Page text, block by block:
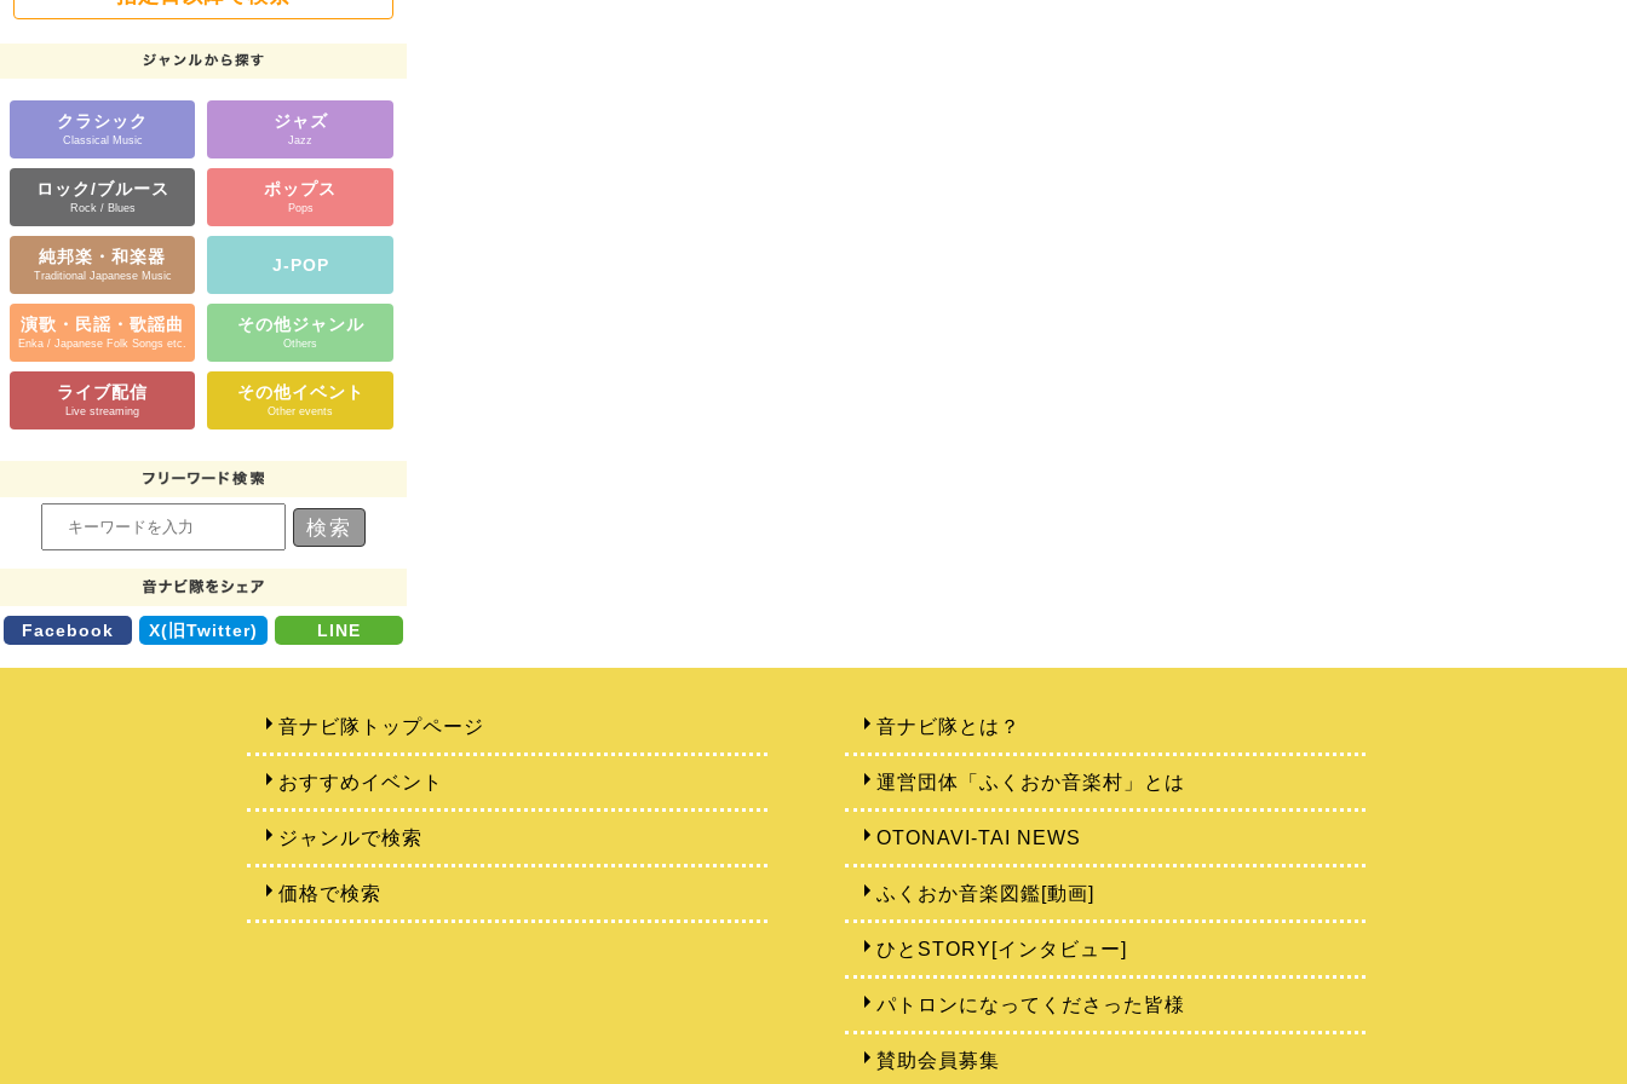
クラシック
Classical Music
ジャズ
Jazz
ロック/ブルース
Rock / Blues
ポップス
Pops
純邦楽・和楽器
Traditional Japanese Music
J-POP
演歌・民謡・歌謡曲
Enka / Japanese Folk Songs etc.
その他ジャンル
Others
ライブ配信
Live streaming
その他イベント
Other events
Facebook X(旧Twitter) LINE
音ナビ隊トップページ
おすすめイベント
ジャンルで検索
価格で検索
音ナビ隊とは？
運営団体「ふくおか音楽村」とは
OTONAVI-TAI NEWS
ふくおか音楽図鑑[動画]
ひとSTORY[インタビュー]
パトロンになってくださった皆様
賛助会員募集